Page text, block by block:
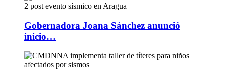
Gobernadora Joana Sánchez anunció
inicio…